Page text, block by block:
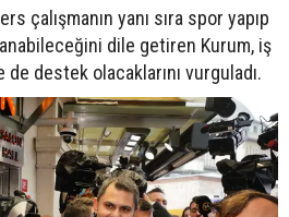
çalışmanın yanı sıra spor yapıp
dile getiren Kurum, iş
destek olacaklarını vurguladı.